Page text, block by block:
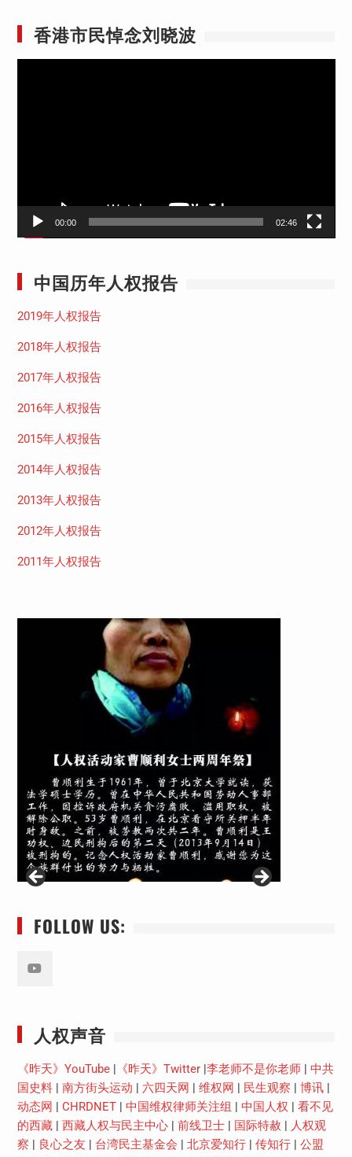
香港市民悼念刘晓波
00:00 02:46
中国历年人权报告
2019年人权报告
2018年人权报告
2017年人权报告
2016年人权报告
2015年人权报告
2014年人权报告
2013年人权报告
2012年人权报告
2011年人权报告
FOLLOW US:
人权声音
《昨天》YouTube| 《昨天》Twitter| 李老师不是你老师| 中共
国史料| 南方街头运动 六四天网 维权网 民生观察 博讯|
动态网
CHRDNET| 中国维权律师关注组 中国人权
看不见
的西藏| 西藏人权与民主中心| 前线卫士| 国际特赦
人权观
察
良心之友 台湾民主基金会 北京爱知行| 传知行| 公盟